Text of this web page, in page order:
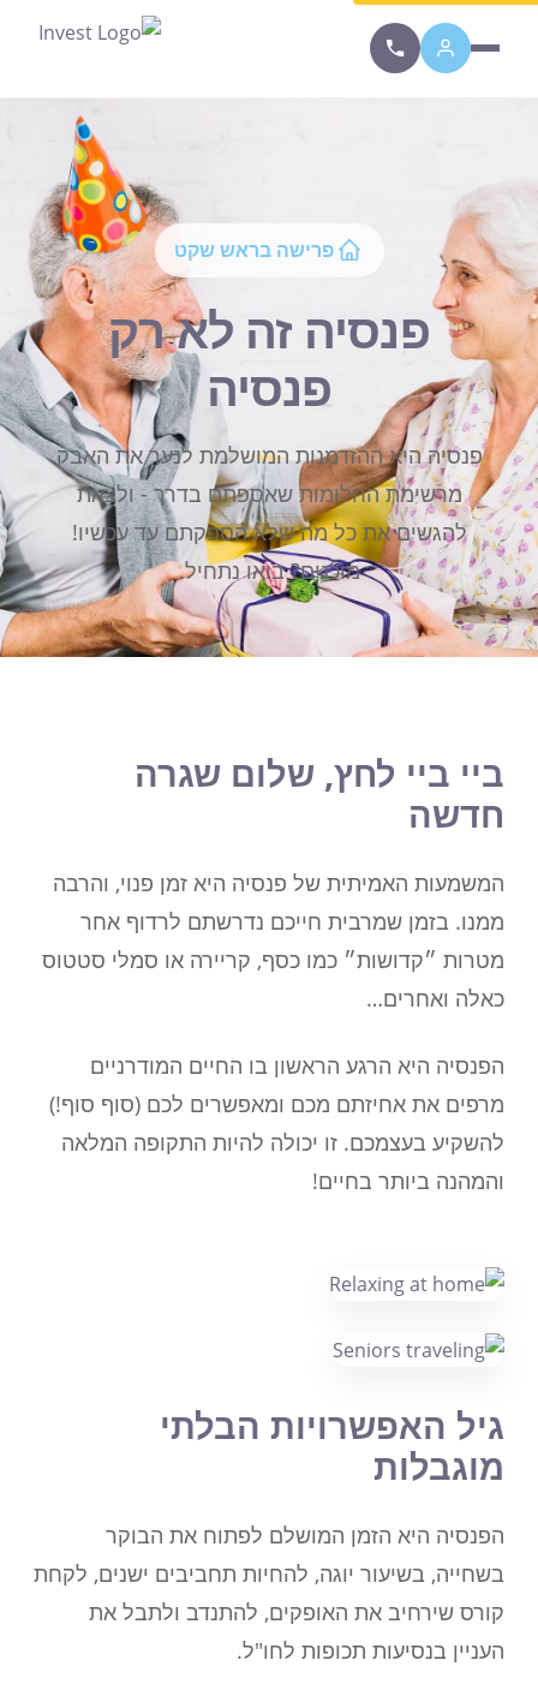
פרישה בראש שקט
פנסיה זה לא רק
פנסיה
פנסיה היא ההזדמנות המושלמת לנער את האבק
מרשימת החלומות שאספתם בדרך - ולצאת
להגשים את כל מה שלא הספקתם עד עכשיו!
מוכנים? בואו נתחיל.
ביי ביי לחץ, שלום שגרה
חדשה
המשמעות האמיתית של פנסיה היא זמן פנוי, והרבה
ממנו. בזמן שמרבית חייכם נדרשתם לרדוף אחר
מטרות ״קדושות״ כמו כסף, קריירה או סמלי סטטוס
כאלה ואחרים…
הפנסיה היא הרגע הראשון בו החיים המודרניים
מרפים את אחיזתם מכם ומאפשרים לכם (סוף סוף!)
להשקיע בעצמכם. זו יכולה להיות התקופה המלאה
והמהנה ביותר בחיים!
גיל האפשרויות הבלתי
מוגבלות
הפנסיה היא הזמן המושלם לפתוח את הבוקר
בשחייה, בשיעור יוגה, להחיות תחביבים ישנים, לקחת
קורס שירחיב את האופקים, להתנדב ולתבל את
העניין בנסיעות תכופות לחו"ל.